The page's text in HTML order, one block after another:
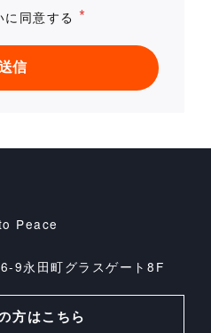
同意する *
Peace
9永田町グラスゲート8F
方はこちら